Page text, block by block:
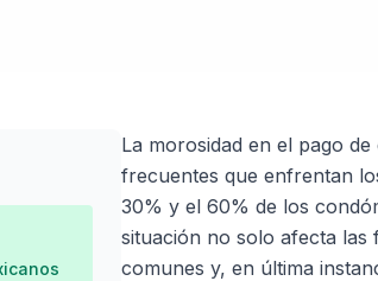
La morosidad en el pago
frecuentes que enfrentan
30% y el 60% de los
situación no solo afecta las
comunes y, en última